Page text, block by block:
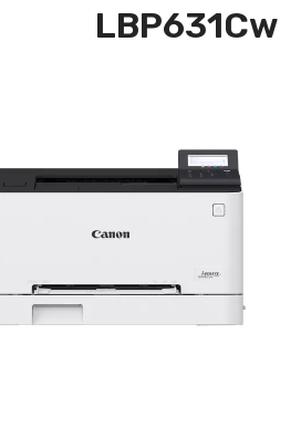
LBP631Cw